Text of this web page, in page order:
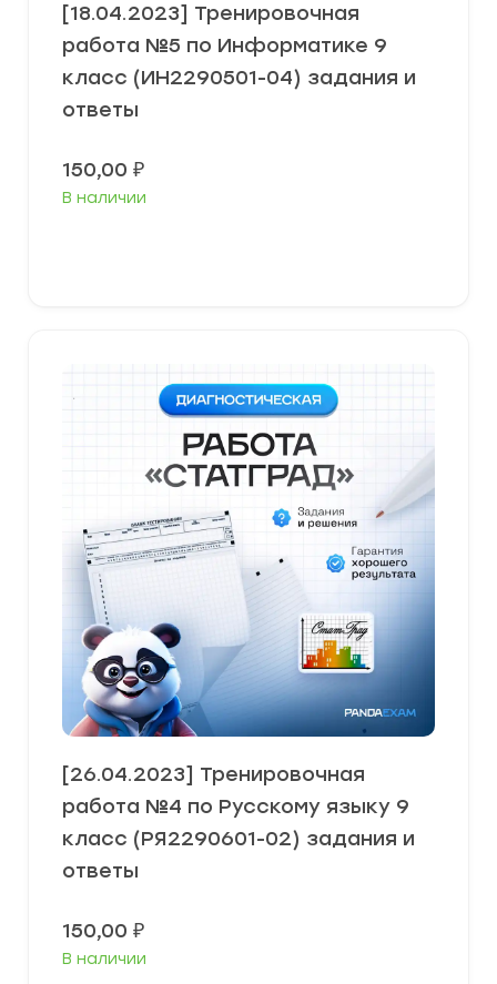
[18.04.2023] Тренировочная
работа №5 по Информатике 9
класс (ИН2290501-04) задания и
ответы
150,00 ₽
В наличии
[26.04.2023] Тренировочная
работа №4 по Русскому языку 9
класс (РЯ2290601-02) задания и
ответы
150,00 ₽
В наличии